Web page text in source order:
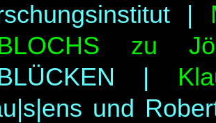
|
zu
|
und